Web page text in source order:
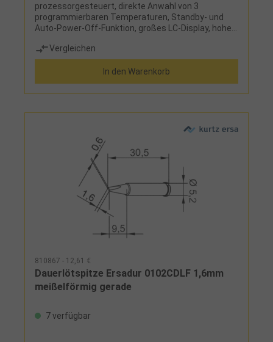
prozessorgesteuert, direkte Anwahl von 3
programmierbaren Temperaturen, Standby- und
Auto-Power-Off-Funktion, großes LC-Display, hohe
PTC-Heizelement übernimmt die Funktion des
TemperaturfühlersLieferumfang:Lötstation mit
Netzkabel, Lötkolben mit Ersadur-Dauerlötspitze
und Ablage
Vergleichen
In den Warenkorb
810867 - 12,61 €
Dauerlötspitze Ersadur 0102CDLF 1,6mm
meißelförmig gerade
7 verfügbar